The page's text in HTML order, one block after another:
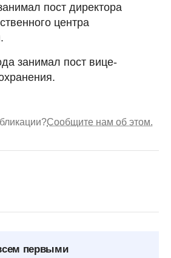
пост директора
центра
занимал пост вице-
Сообщите нам об этом.
первыми